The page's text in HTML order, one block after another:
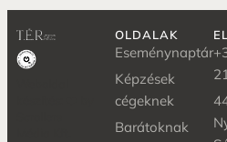
OLDALAK
Eseménynaptár
Képzések
cégeknek
Barátoknak